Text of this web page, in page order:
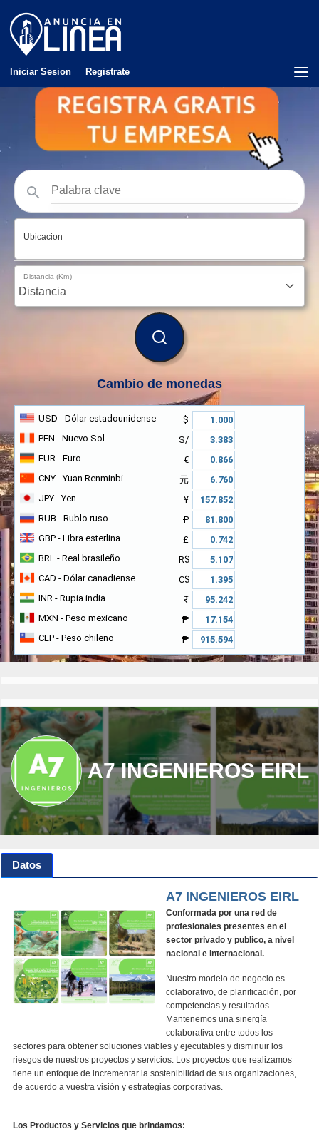
Iniciar Sesion Registrate
Ubicacion
Distancia (Km)
BUSCAR
Cambio de monedas
USD - Dólar estadounidense
$
PEN - Nuevo Sol
S/
EUR - Euro
€
CNY - Yuan Renminbi
元
JPY - Yen
¥
RUB - Rublo ruso
₽
GBP - Libra esterlina
£
BRL - Real brasileño
R$
CAD - Dólar canadiense
C$
INR - Rupia india
₹
MXN - Peso mexicano
₱
CLP - Peso chileno ₱
A7 INGENIEROS EIRL
Datos
A7 INGENIEROS EIRL
Conformada por una red de
profesionales presentes en el
sector privado y publico, a nivel
nacional e internacional.
Nuestro modelo de negocio es
colaborativo, de planificación, por
competencias y resultados.
Mantenemos una sinergía
colaborativa entre todos los
sectores para obtener soluciones viables y ejecutables y disminuir los
riesgos de nuestros proyectos y servicios. Los proyectos que realizamos
tiene un enfoque de incrementar la sostenibilidad de sus organizaciones,
de acuerdo a vuestra visión y estrategias corporativas.
Los Productos y Servicios que brindamos: